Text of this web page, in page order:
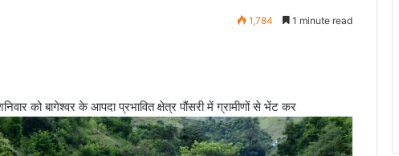
1,784 1 minute read
को बागेश्वर के आपदा प्रभावित क्षेत्र पौंसरी में ग्रामीणों से भेंट कर